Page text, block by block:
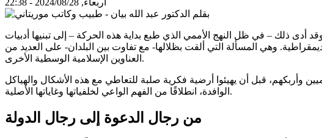
ذلك – في ظل النهج الأممي الذي طبع بداية هذه الحركة – إلى تبنيها أدبيات
وهي المسألة التي ألقت بظلالها- مع تفاوت بين البلدان- على العديد من
العناوين الإسلامية الوسطية الأخرى.
وأربكهم، قبل أن يهيئوا أرضية فكرية صلبة للتعاطي مع هذه الأشكال والهياكل
الوافدة، انطلاقًا من الفهم الواعي لخلفياتها وغاياتها الأصلية.
من رجال الدعوة إلى رجال الدولة